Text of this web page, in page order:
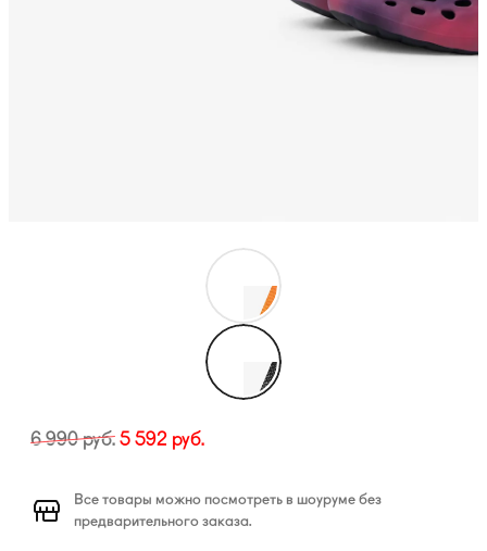
6 990руб. 5 592 руб.
Все товары можно посмотреть в шоуруме без
предварительного заказа.